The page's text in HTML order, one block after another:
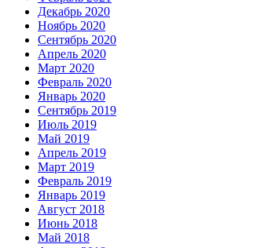
Декабрь 2020
Ноябрь 2020
Сентябрь 2020
Апрель 2020
Март 2020
Февраль 2020
Январь 2020
Сентябрь 2019
Июль 2019
Май 2019
Апрель 2019
Март 2019
Февраль 2019
Январь 2019
Август 2018
Июнь 2018
Май 2018